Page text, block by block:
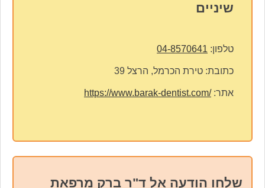
שיניים
טלפון: 04-8570641
כתובת: טירת הכרמל, הרצל 39
אתר:https://www.barak-dentist.com/
שלחו הודעה אל ד"ר ברק מרפאת